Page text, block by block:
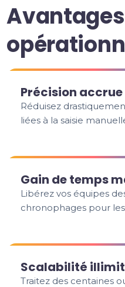
Avantages
Précision accrue
Réduisez
liées à la saisie
Gain de temps
Libérez vos équipes
chronophages pour
Scalabilité
Traitez des centaines